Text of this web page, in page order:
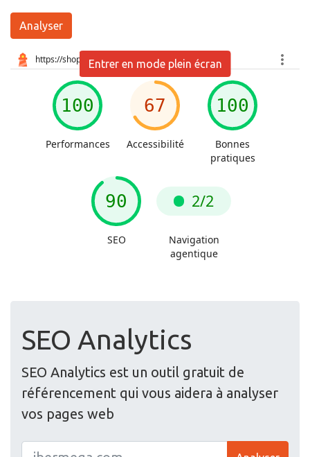
Analyser
Entrer en mode plein écran
SEO Analytics
SEO Analytics est un outil gratuit de
référencement qui vous aidera à analyser
vos pages web